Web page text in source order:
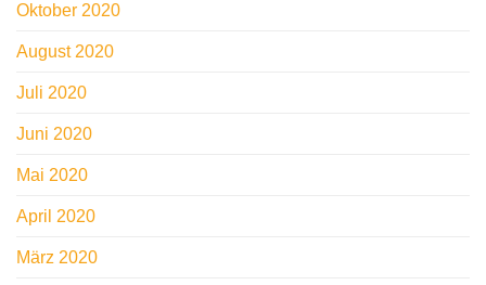
Oktober 2020
August 2020
Juli 2020
Juni 2020
Mai 2020
April 2020
März 2020